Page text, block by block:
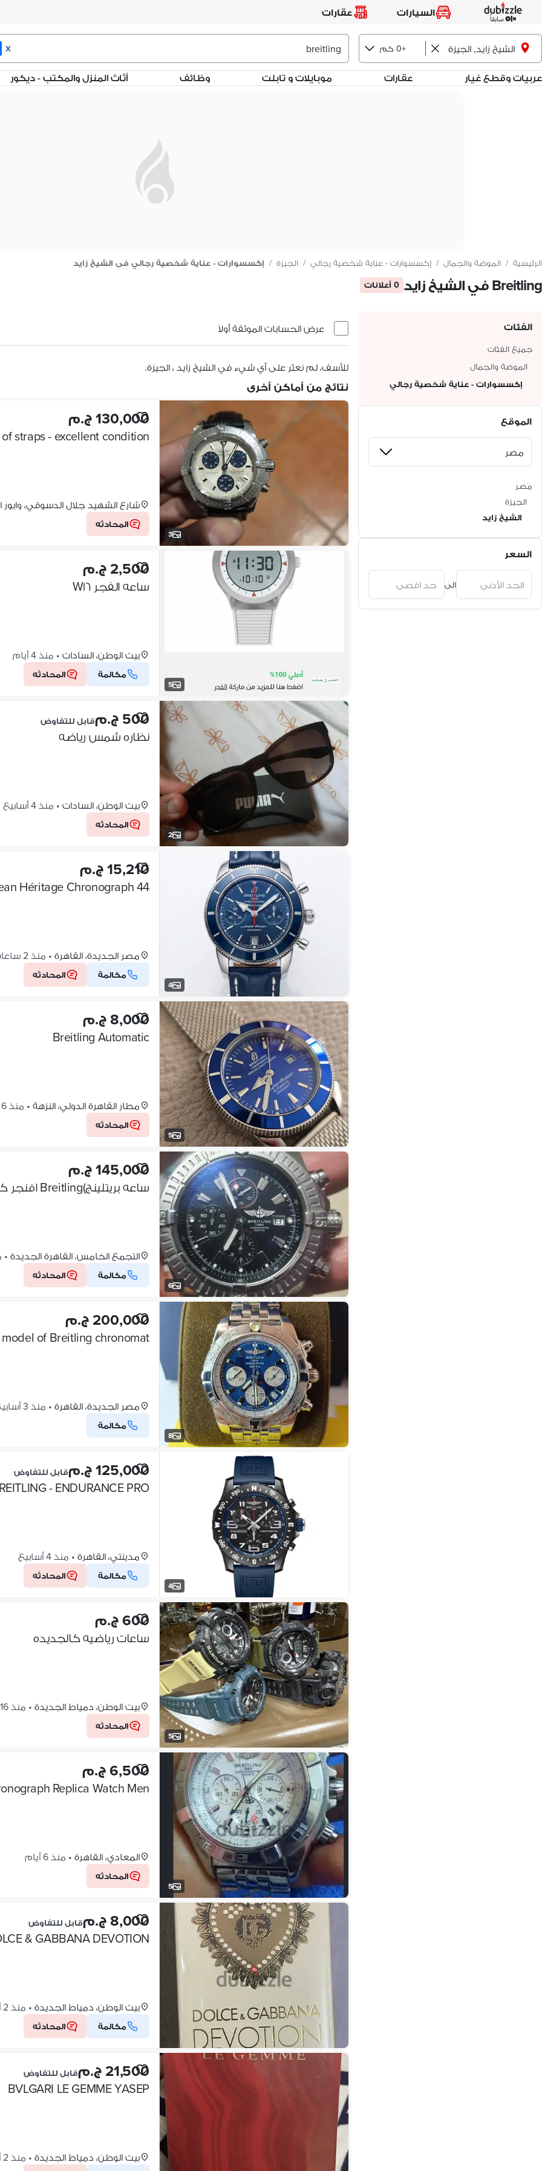
السيارات عقارات
الشيخ زايد, الجيزة +0 كم X
عربيات وقطع غيار عقارات موبايلات و تابلت وظائف أثاث المنزل والمكتب - ديكور
الرئيسية / الموضة والجمال / إكسسوارات - عناية شخصية رجالي / الجيزة / إكسسوارات - عناية شخصية رجالي فى الشيخ زايد
Breitling في الشيخ زايد 0 أعلانات
الفئات
جميع الفئات
الموضة والجمال
إكسسوارات - عناية شخصية رجالي
الموقع
مَصر
الجيزة
الشيخ زايد
السعر
الى
عرض الحسابات الموثقة أولاً
للأسف، لم نعثر على أي شيء في الشيخ زايد ، الجيزة.
نتائج من أماكن أخرى
3
130,000 ج.م
straps - excellent condition
شارع الشهيد جلال الدسوقي، وابور
المحادثه
5
2,500 ج.م
ساعه الفجر W١٦
بيت الوطن، السادات • منذ 4 أيام
مكالمة المحادثه
2
500 ج.م قابل للتفاوض
نظاره شمس رياضه
بيت الوطن، السادات • منذ 4 أسابيع
المحادثه
4
15,210 ج.م
Héritage Chronograph 44
مصر الجديدة، القاهرة • منذ 2 ساعات
مكالمة المحادثه
5
8,000 ج.م
Breitling Automatic
مطار القاهرة الدولي، النزهة • منذ 6 أيام
المحادثه
6
145,000 ج.م
ساعه بريتلينج)Breitling افنجر كرونوجراف اوتوماتيك
التجمع الخامس، القاهرة الجديدة •
مكالمة المحادثه
8
200,000 ج.م
of Breitling chronomat
مصر الجديدة، القاهرة • منذ 3 أسابيع
مكالمة
4
125,000 ج.م قابل للتفاوض
- ENDURANCE PRO -
مدينتي، القاهرة • منذ 4 أسابيع
مكالمة المحادثه
5
600 ج.م
ساعات رياضيه كالجديده
بيت الوطن، دمياط الجديدة • منذ 16 ساعات
المحادثه
5
6,500 ج.م
Replica Watch Men
المعادي، القاهرة • منذ 6 أيام
المحادثه
8,000 ج.م قابل للتفاوض
& GABBANA DEVOTION
بيت الوطن، دمياط الجديدة • منذ 2 أسابيع
مكالمة المحادثه
21,500 ج.م قابل للتفاوض
BVLGARI LE GEMME YASEP
بيت الوطن، دمياط الجديدة • منذ 2 أسابيع